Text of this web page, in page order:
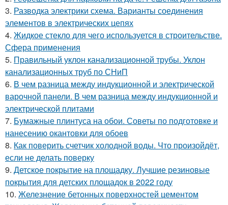
3. Разводка электрики схема. Варианты соединения
элементов в электрических цепях
4. Жидкое стекло для чего используется в строительстве.
Сфера применения
5. Правильный уклон канализационной трубы. Уклон
канализационных труб по СНиП
6. В чем разница между индукционной и электрической
варочной панели. В чем разница между индукционной и
электрической плитами
7. Бумажные плинтуса на обои. Советы по подготовке и
нанесению окантовки для обоев
8. Как поверить счетчик холодной воды. Что произойдёт,
если не делать поверку
9. Детское покрытие на площадку. Лучшие резиновые
покрытия для детских площадок в 2022 году
10. Железнение бетонных поверхностей цементом